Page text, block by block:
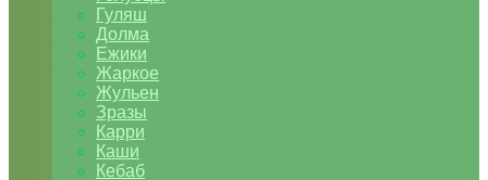
Гуляш
Долма
Ежики
Жаркое
Жульен
Зразы
Карри
Каши
Кебаб